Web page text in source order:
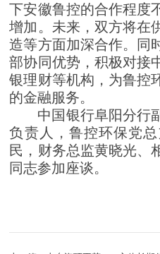
下安徽鲁控的合作程度
增加。未来，双方将在
造等方面加深合作。同
部协同优势，积极对接
银理财等机构，为鲁控
的金融服务。
中国银行阜阳分行
负责人，鲁控环保党
民，财务总监黄晓光、
同志参加座谈。